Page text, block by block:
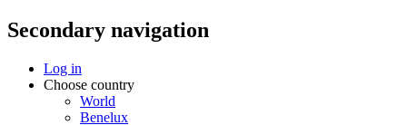
Secondary navigation
Log in
Choose country
World
Benelux